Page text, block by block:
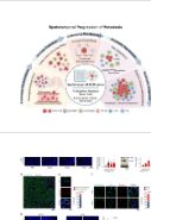
-6 PD-1